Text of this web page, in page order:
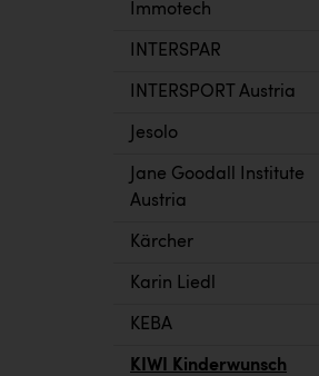
Immotech
INTERSPAR
INTERSPORT Austria
Jesolo
Jane Goodall Institute
Austria
Kärcher
Karin Liedl
KEBA
KIWI Kinderwunsch